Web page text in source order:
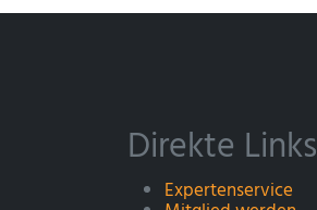
Direkte Links
Expertenservice